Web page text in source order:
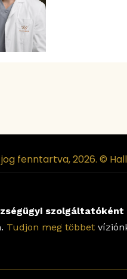
fenntartva, 2026. ©
szolgáltatóként
Tudjon meg többet